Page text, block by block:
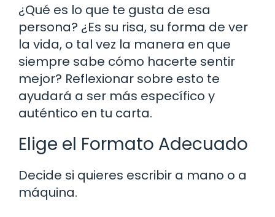
¿Qué es lo que te gusta de esa
persona? ¿Es su risa, su forma de ver
la vida, o tal vez la manera en que
siempre sabe cómo hacerte sentir
mejor? Reflexionar sobre esto te
ayudará a ser más específico y
auténtico en tu carta.
Elige el Formato Adecuado
Decide si quieres escribir a mano o a
máquina.